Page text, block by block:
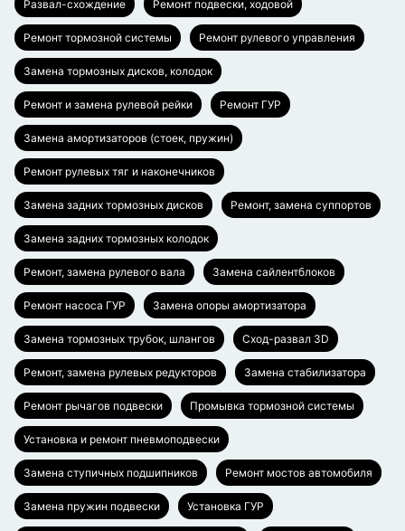
Развал-схождение Ремонт подвески, ходовой
Ремонт тормозной системы Ремонт рулевого управления
Замена тормозных дисков, колодок
Ремонт и замена рулевой рейки Ремонт ГУР
Замена амортизаторов (стоек, пружин)
Ремонт рулевых тяг и наконечников
Замена задних тормозных дисков Ремонт, замена суппортов
Замена задних тормозных колодок
Ремонт, замена рулевого вала Замена сайлентблоков
Ремонт насоса ГУР Замена опоры амортизатора
Замена тормозных трубок, шлангов Сход-развал 3D
Ремонт, замена рулевых редукторов Замена стабилизатора
Ремонт рычагов подвески Промывка тормозной системы
Установка и ремонт пневмоподвески
Замена ступичных подшипников Ремонт мостов автомобиля
Замена пружин подвески Установка ГУР